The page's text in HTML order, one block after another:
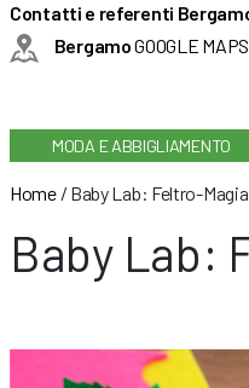
Contatti e referenti
BergamoGOOGLE MAPS
MODA E ABBIGLIAMENTO
Home/ Baby Lab: Feltro-Magia
Baby Lab: